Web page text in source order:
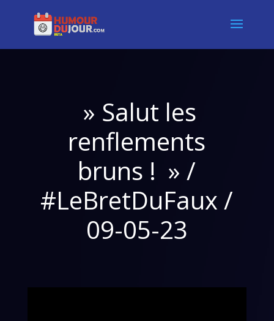
» Salut les
renflements
bruns ! » /
#LeBretDuFaux /
09-05-23